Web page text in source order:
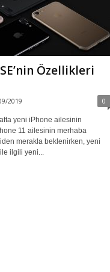
Özellikleri
2019 0
yeni iPhone ailesinin
11 ailesinin merhaba
merakla beklenirken, yeni
ilgili yeni...